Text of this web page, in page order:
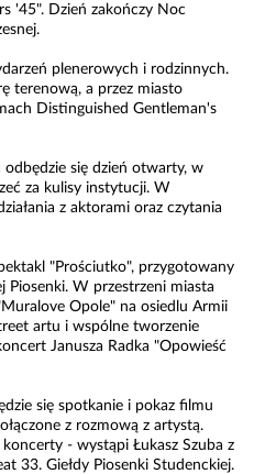
'45". Dzień zakończy Noc
plenerowych i rodzinnych.
terenową, a przez miasto
Distinguished Gentleman's
się dzień otwarty, w
za kulisy instytucji. W
z aktorami oraz czytania
"Prościutko", przygotowany
Piosenki. W przestrzeni miasta
Opole" na osiedlu Armii
artu i wspólne tworzenie
Janusza Radka "Opowieść
się spotkanie i pokaz filmu
z rozmową z artystą.
- wystąpi Łukasz Szuba z
33. Giełdy Piosenki Studenckiej.